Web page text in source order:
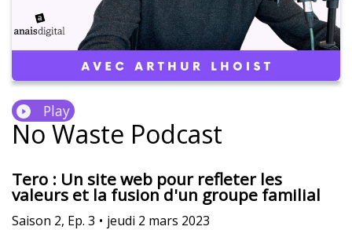
Play
No Waste Podcast
Tero : Un site web pour refleter les
valeurs et la fusion d'un groupe familial
Saison 2, Ep. 3 • jeudi 2 mars 2023